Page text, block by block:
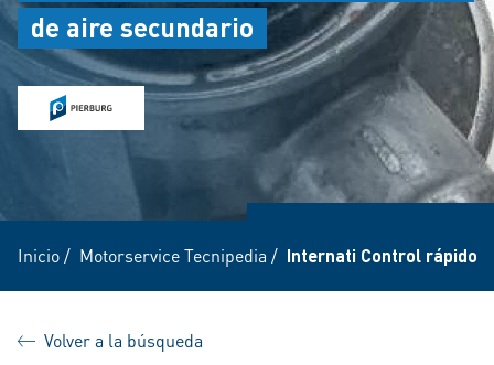
de aire secundario
Inicio/ Motorservice Tecnipedia / Internati Control rápido
Volver a la búsqueda